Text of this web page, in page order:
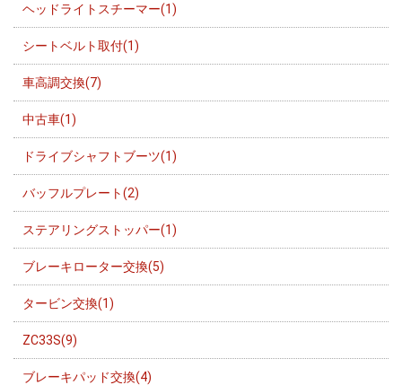
ヘッドライトスチーマー(1)
シートベルト取付(1)
車高調交換(7)
中古車(1)
ドライブシャフトブーツ(1)
バッフルプレート(2)
ステアリングストッパー(1)
ブレーキローター交換(5)
タービン交換(1)
ZC33S(9)
ブレーキパッド交換(4)